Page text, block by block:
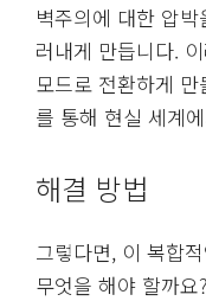
벽주의에 대한 압
러내게 만듭니다.
모드로 전환하게
를 통해 현실 세계
해결 방법
그렇다면, 이 복합
무엇을 해야 할까